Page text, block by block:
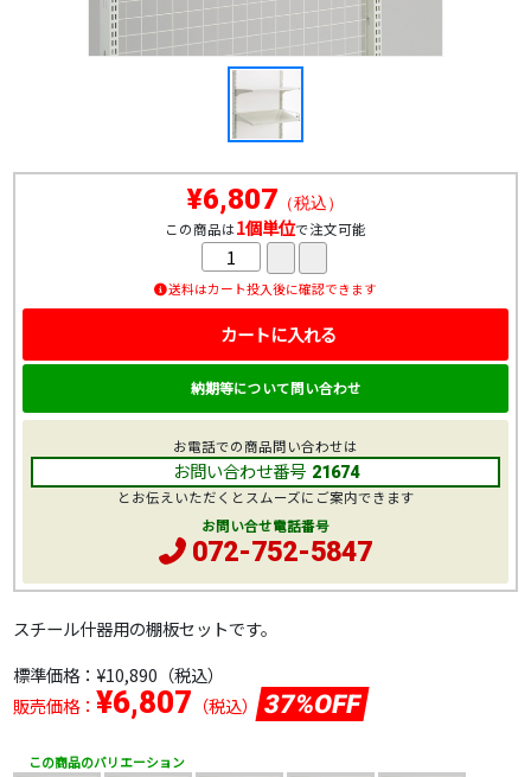
スチール什器用の棚板セットです。
標準価格： ¥10,890 （税込）
販売価格： ¥6,807 （税込） 37%OFF
この商品のバリエーション
¥6,807 （税込）
この商品は1個単位で注文可能
送料はカート投入後に確認できます
カートに入れる
納期等について問い合わせ
お電話での商品問い合わせは
お問い合わせ番号 21674
とお伝えいただくとスムーズにご案内できます
お問い合せ電話番号
072-752-5847